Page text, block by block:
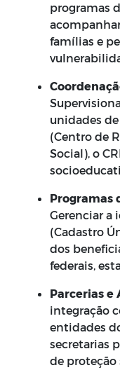
programas
famílias e
unidades
(Centro de
Social), o
Programas
Gerenciar a
(Cadastro
dos
federais,
Parcerias e
integração
entidades
secretarias
de proteção